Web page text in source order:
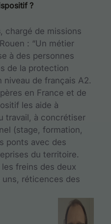
?
, chargé de missions
: “Un métier
à des personnes
de la protection
niveau de français A2.
en France et de
les aide à
travail, à concrétiser
(stage, formation,
ponts avec des
du territoire.
les freins des deux
réticences des